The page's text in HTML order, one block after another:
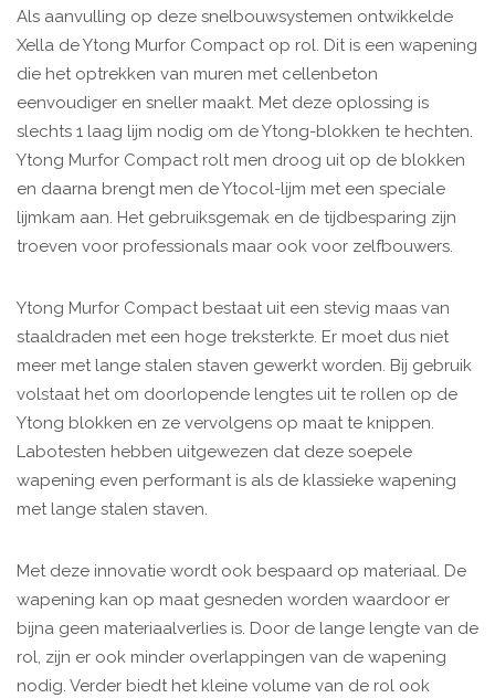
Als aanvulling op deze snelbouwsystemen ontwikkelde
Xella de Ytong Murfor Compact op rol. Dit is een wapening
die het optrekken van muren met cellenbeton
eenvoudiger en sneller maakt. Met deze oplossing is
slechts 1 laag lijm nodig om de Ytong-blokken te hechten.
Ytong Murfor Compact rolt men droog uit op de blokken
en daarna brengt men de Ytocol-lijm met een speciale
lijmkam aan. Het gebruiksgemak en de tijdbesparing zijn
troeven voor professionals maar ook voor zelfbouwers.
Ytong Murfor Compact bestaat uit een stevig maas van
staaldraden met een hoge treksterkte. Er moet dus niet
meer met lange stalen staven gewerkt worden. Bij gebruik
volstaat het om doorlopende lengtes uit te rollen op de
Ytong blokken en ze vervolgens op maat te knippen.
Labotesten hebben uitgewezen dat deze soepele
wapening even performant is als de klassieke wapening
met lange stalen staven.
Met deze innovatie wordt ook bespaard op materiaal. De
wapening kan op maat gesneden worden waardoor er
bijna geen materiaalverlies is. Door de lange lengte van de
rol, zijn er ook minder overlappingen van de wapening
nodig. Verder biedt het kleine volume van de rol ook